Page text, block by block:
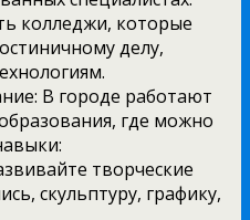
колледжи, которые
делу,
В городе работают
где можно
творческие
скульптуру, графику,